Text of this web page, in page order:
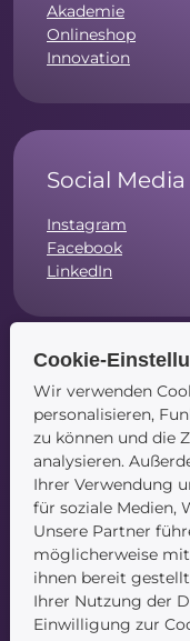
Akademie
Onlineshop
Innovation
Social Media
Instagram
Facebook
LinkedIn
Navigation
Startseite
Blog
Kontakt
Cookie-
Wir verwenden
personalisieren,
zu können und die
analysieren.
Ihrer Verwendung
für soziale Medien,
Unsere Partner
möglicherweise
ihnen bereit
Ihrer Nutzung der
Einwilligung zur